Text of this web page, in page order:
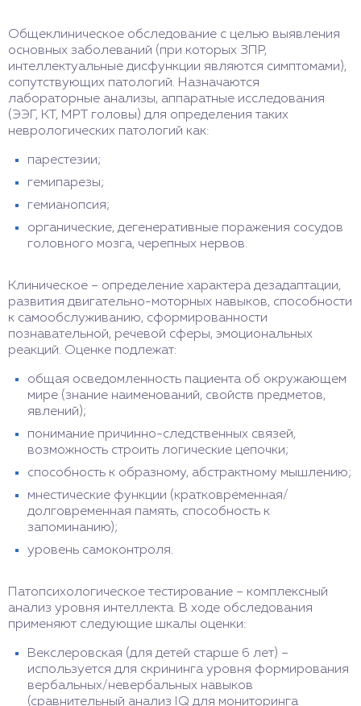
Общеклиническое обследование с целью выявления
основных заболеваний (при которых ЗПР,
интеллектуальные дисфункции являются симптомами),
сопутствующих патологий. Назначаются
лабораторные анализы, аппаратные исследования
(ЭЭГ, КТ, МРТ головы) для определения таких
неврологических патологий как:
парестезии;
гемипарезы;
гемианопсия;
органические, дегенеративные поражения сосудов
головного мозга, черепных нервов.
Клиническое – определение характера дезадаптации,
развития двигательно-моторных навыков, способности
к самообслуживанию, сформированности
познавательной, речевой сферы, эмоциональных
реакций. Оценке подлежат:
общая осведомленность пациента об окружающем
мире (знание наименований, свойств предметов,
явлений);
понимание причинно-следственных связей,
возможность строить логические цепочки;
способность к образному, абстрактному мышлению;
мнестические функции (кратковременная/
долговременная память, способность к
запоминанию);
уровень самоконтроля.
Патопсихологическое тестирование – комплексный
анализ уровня интеллекта. В ходе обследования
применяют следующие шкалы оценки:
Векслеровская (для детей старше 6 лет) –
используется для скрининга уровня формирования
вербальных/невербальных навыков
(сравнительный анализ IQ для мониторинга